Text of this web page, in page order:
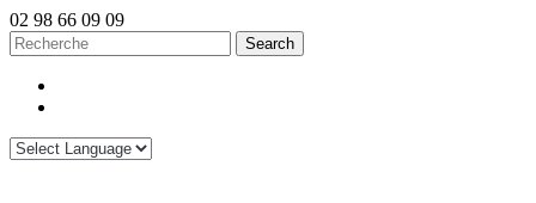
02 98 66 09 09